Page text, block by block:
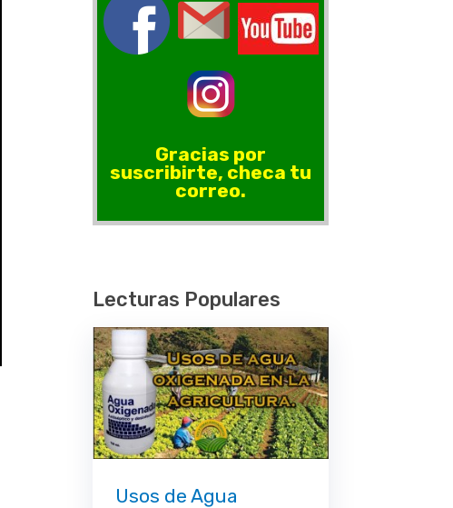
Gracias por
suscribirte, checa tu
correo.
Lecturas Populares
Usos de Agua